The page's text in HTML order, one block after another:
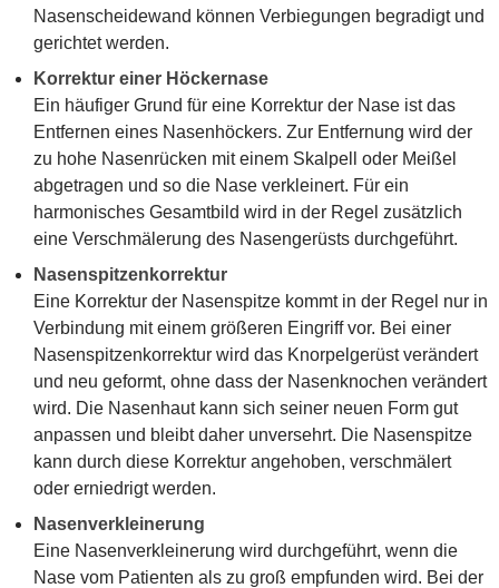
Nasenscheidewand können Verbiegungen begradigt und
gerichtet werden.
Korrektur einer Höckernase
Ein häufiger Grund für eine Korrektur der Nase ist das
Entfernen eines Nasenhöckers. Zur Entfernung wird der
zu hohe Nasenrücken mit einem Skalpell oder Meißel
abgetragen und so die Nase verkleinert. Für ein
harmonisches Gesamtbild wird in der Regel zusätzlich
eine Verschmälerung des Nasengerüsts durchgeführt.
Nasenspitzenkorrektur
Eine Korrektur der Nasenspitze kommt in der Regel nur in
Verbindung mit einem größeren Eingriff vor. Bei einer
Nasenspitzenkorrektur wird das Knorpelgerüst verändert
und neu geformt, ohne dass der Nasenknochen verändert
wird. Die Nasenhaut kann sich seiner neuen Form gut
anpassen und bleibt daher unversehrt. Die Nasenspitze
kann durch diese Korrektur angehoben, verschmälert
oder erniedrigt werden.
Nasenverkleinerung
Eine Nasenverkleinerung wird durchgeführt, wenn die
Nase vom Patienten als zu groß empfunden wird. Bei der